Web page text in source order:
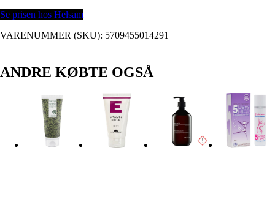
Se prisen hos Helsam
VARENUMMER (SKU): 5709455014291
ANDRE KØBTE OGSÅ